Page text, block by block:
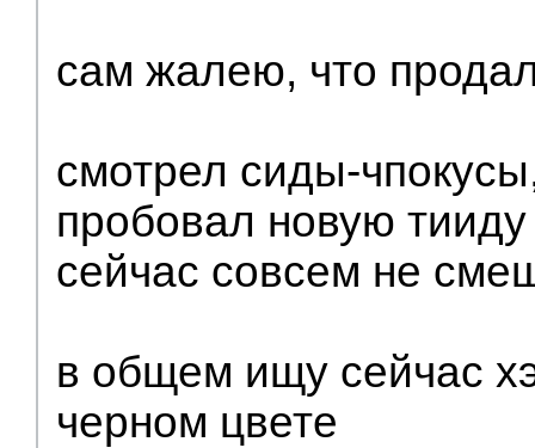
сам жалею, что
смотрел сиды-
пробовал новую
сейчас совсем не
в общем ищу сейчас
черном цвете